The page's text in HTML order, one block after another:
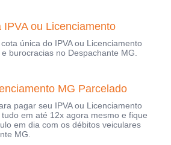
IPVA ou Licenciamento
única do IPVA ou Licenciamento
burocracias no Despachante MG.
MG Parcelado
pagar seu IPVA ou Licenciamento
em até 12x agora mesmo e fique
em dia com os débitos veiculares
MG.